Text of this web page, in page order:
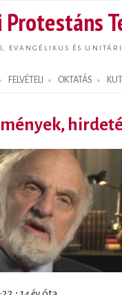
Protestáns
EVANGÉLIKUS ÉS
FELVÉTELI OKTATÁS